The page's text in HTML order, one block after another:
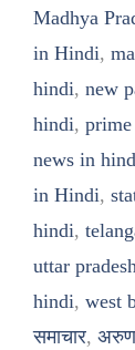
Madhya
in Hindi,
hindi, new
hindi,
news in
in Hindi,
hindi,
uttar
hindi, west
समाचार,